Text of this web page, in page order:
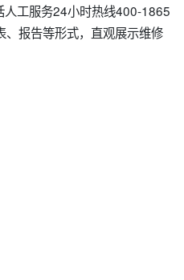
人工服务24小时热线400-1865
报告等形式，直观展示维修